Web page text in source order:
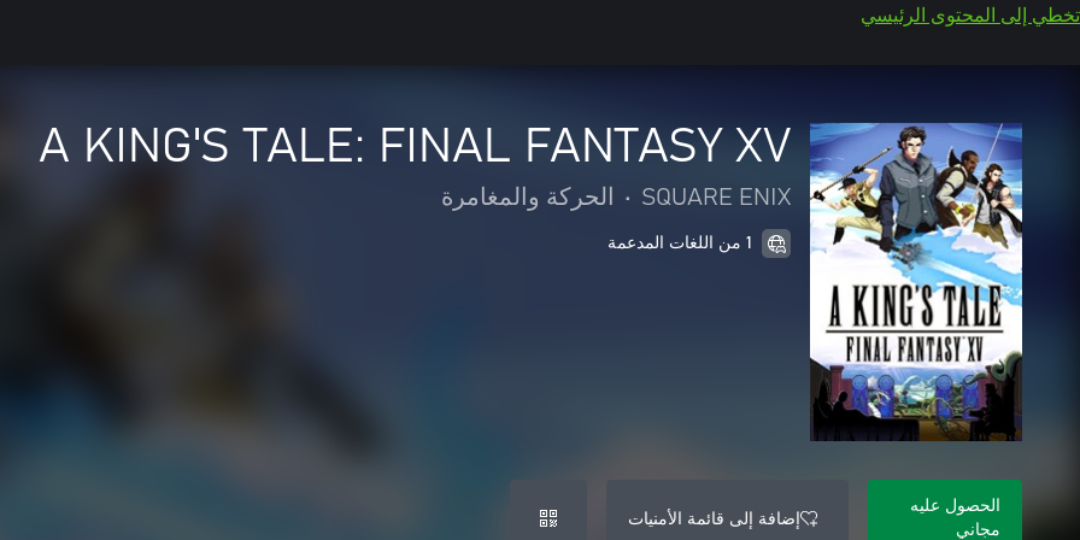
تخطي إلى المحتوى الرئيسي
A KING'S TALE: FINAL FANTASY XV
SQUARE ENIX
• الحركة والمغامرة
1 من اللغات المدعمة
الحصول عليه
مجاني
إضافة إلى قائمة الأمنيات